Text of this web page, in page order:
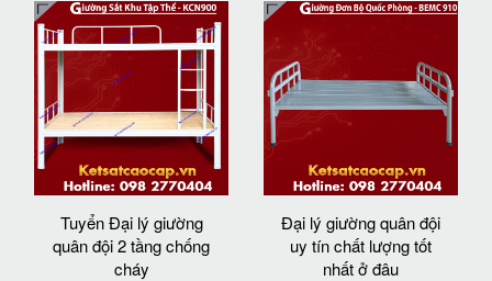
Tuyển Đại lý giường
quân đội 2 tầng chống
cháy
Đại lý giường quân đội
uy tín chất lượng tốt
nhất ở đâu